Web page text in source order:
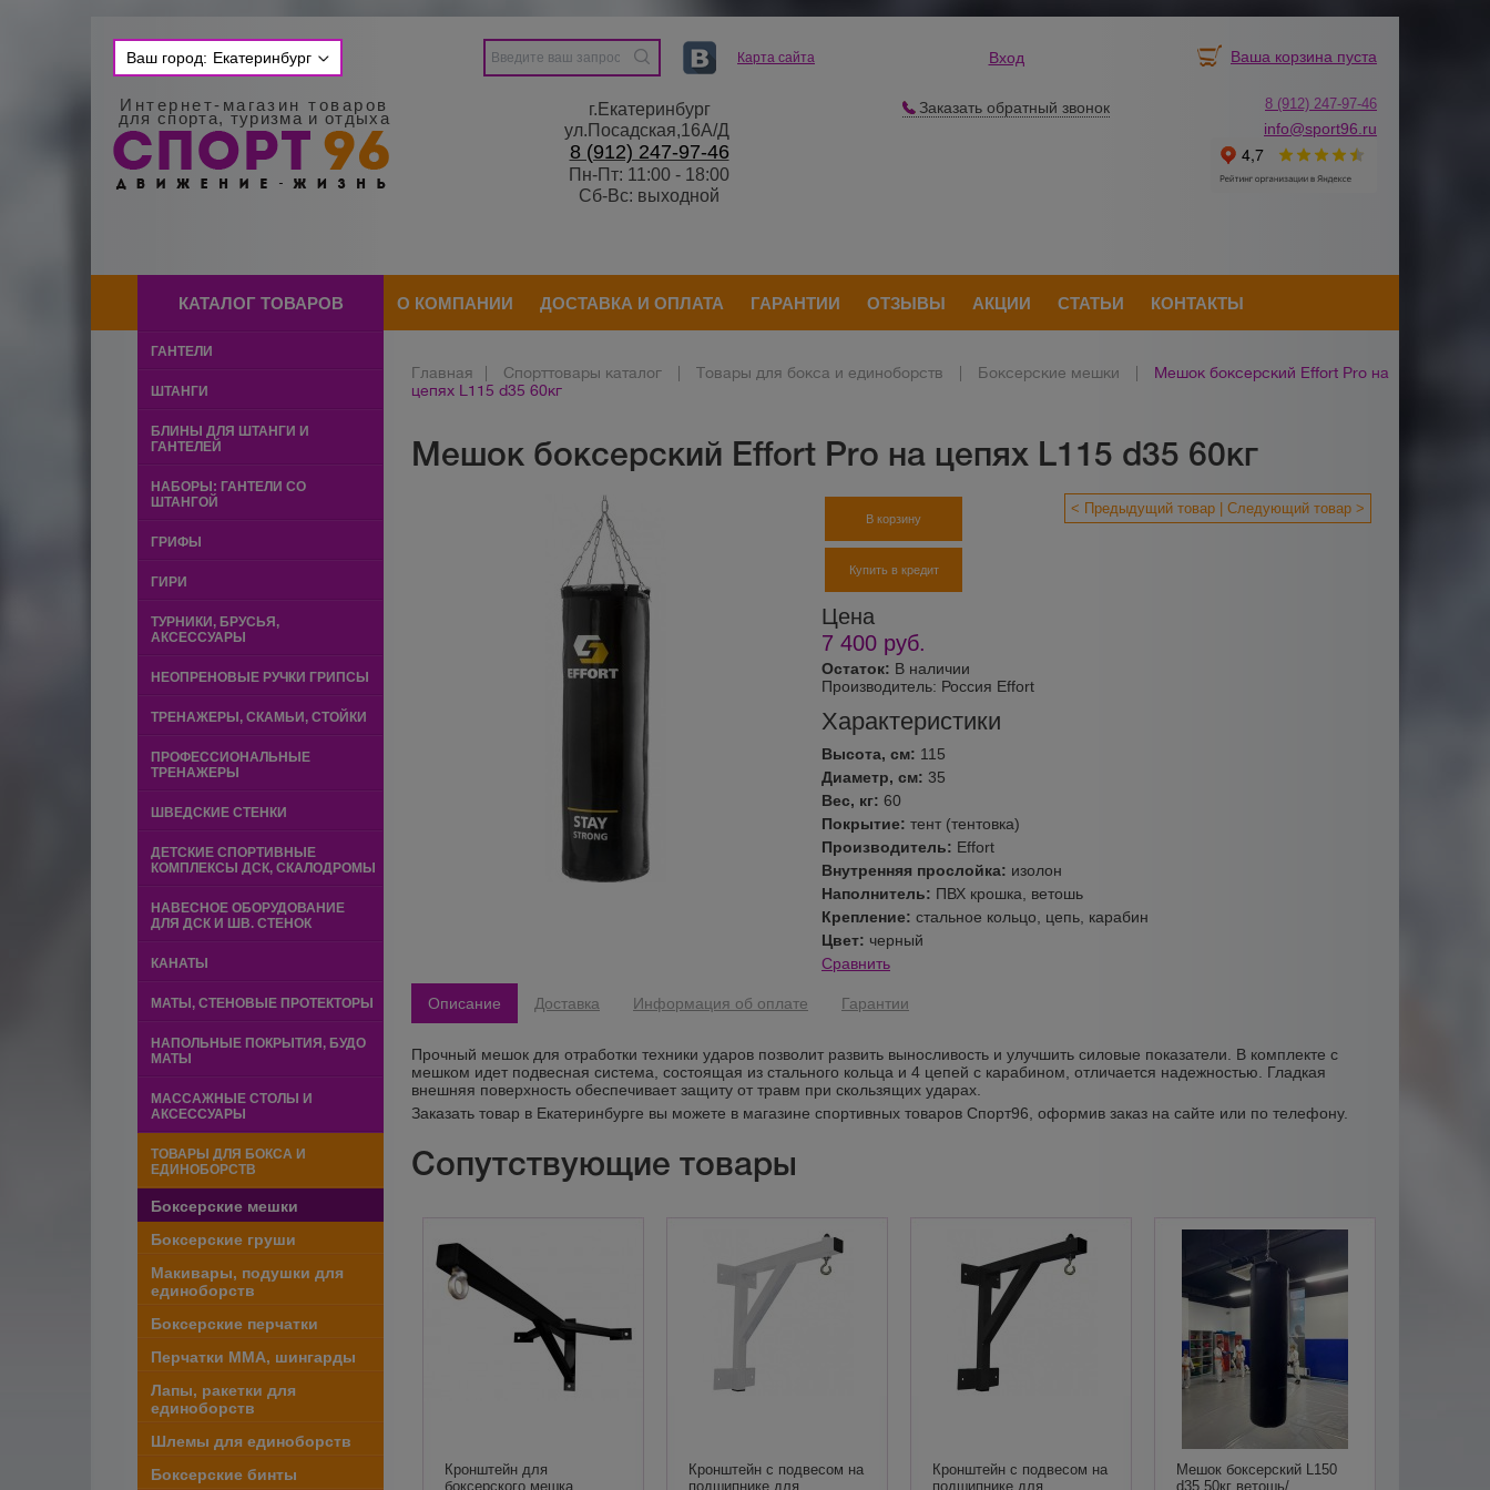
Ваш город: Екатеринбург
Интернет-магазин товаров
для спорта, туризма и отдыха
Карта сайта
г.Екатеринбург
ул.Посадская,16А/Д
8 (912) 247-97-46
Пн-Пт: 11:00 - 18:00
Сб-Вс: выходной
Вход
Заказать обратный звонок
Ваша корзина пуста
8 (912) 247-97-46
info@sport96.ru
КАТАЛОГ ТОВАРОВ О КОМПАНИИ ДОСТАВКА И ОПЛАТА ГАРАНТИИ ОТЗЫВЫ АКЦИИ СТАТЬИ КОНТАКТЫ
ГАНТЕЛИ
ШТАНГИ
БЛИНЫ ДЛЯ ШТАНГИ И
ГАНТЕЛЕЙ
НАБОРЫ: ГАНТЕЛИ СО
ШТАНГОЙ
ГРИФЫ
ГИРИ
ТУРНИКИ, БРУСЬЯ,
АКСЕССУАРЫ
НЕОПРЕНОВЫЕ РУЧКИ ГРИПСЫ
ТРЕНАЖЕРЫ, СКАМЬИ, СТОЙКИ
ПРОФЕССИОНАЛЬНЫЕ
ТРЕНАЖЕРЫ
ШВЕДСКИЕ СТЕНКИ
ДЕТСКИЕ СПОРТИВНЫЕ
КОМПЛЕКСЫ ДСК, СКАЛОДРОМЫ
НАВЕСНОЕ ОБОРУДОВАНИЕ
ДЛЯ ДСК И ШВ. СТЕНОК
КАНАТЫ
МАТЫ, СТЕНОВЫЕ ПРОТЕКТОРЫ
НАПОЛЬНЫЕ ПОКРЫТИЯ, БУДО
МАТЫ
МАССАЖНЫЕ СТОЛЫ И
АКСЕССУАРЫ
ТОВАРЫ ДЛЯ БОКСА И
ЕДИНОБОРСТВ
Боксерские мешки
Боксерские груши
Макивары, подушки для
единоборств
Боксерские перчатки
Перчатки ММА, шингарды
Лапы, ракетки для
единоборств
Шлемы для единоборств
Боксерские бинты
Главная Спорттовары каталог Товары для бокса и единоборств Боксерские мешки
Мешок боксерский Effort Pro на
цепях L115 d35 60кг
Мешок боксерский Effort Pro на цепях L115 d35 60кг
< Предыдущий товар Следующий товар >
Остаток: В наличии
Производитель: Россия Effort
Характеристики
Высота, см: 115
Диаметр, см: 35
Вес, кг: 60
Покрытие: тент (тентовка)
Производитель: Effort
Внутренняя прослойка: изолон
Наполнитель: ПВХ крошка, ветошь
Крепление: стальное кольцо, цепь, карабин
Цвет: черный
Цена
7 400 руб.
В корзину
Купить в кредит
Сравнить
Описание Доставка Информация об оплате Гарантии
Прочный мешок для отработки техники ударов позволит развить выносливость и улучшить силовые показатели. В комплекте с
мешком идет подвесная система, состоящая из стального кольца и 4 цепей с карабином, отличается надежностью. Гладкая
внешняя поверхность обеспечивает защиту от травм при скользящих ударах.
Заказать товар в Екатеринбурге вы можете в магазине спортивных товаров Спорт96, оформив заказ на сайте или по телефону.
Сопутствующие товары
Кронштейн для
боксерского мешка
Кронштейн с подвесом на
подшипнике для
Кронштейн с подвесом на
подшипнике для
Мешок боксерский L150
d35 50кг ветошь/